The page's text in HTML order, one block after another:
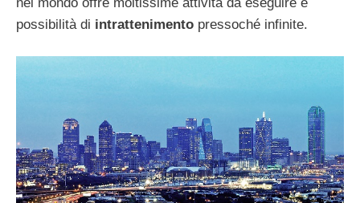
possibilità di intrattenimento pressoché infinite.